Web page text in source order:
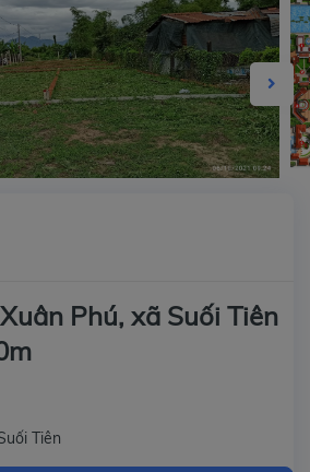
Phú, xã Suối Tiên
Tiên